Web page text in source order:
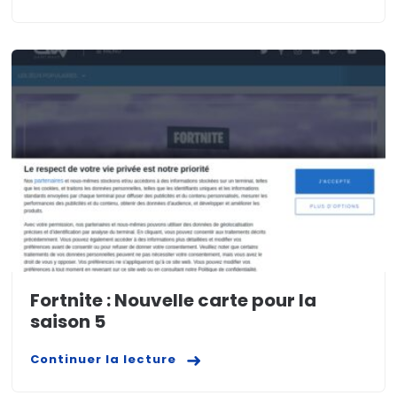
Fortnite : Nouvelle carte pour la
saison 5
Continuer la lecture